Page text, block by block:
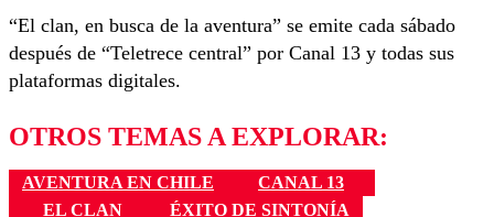
“El clan, en busca de la aventura” se emite cada sábado
después de “Teletrece central” por Canal 13 y todas sus
plataformas digitales.
OTROS TEMAS A EXPLORAR:
AVENTURA EN CHILE
CANAL 13
EL CLAN
ÉXITO DE SINTONÍA